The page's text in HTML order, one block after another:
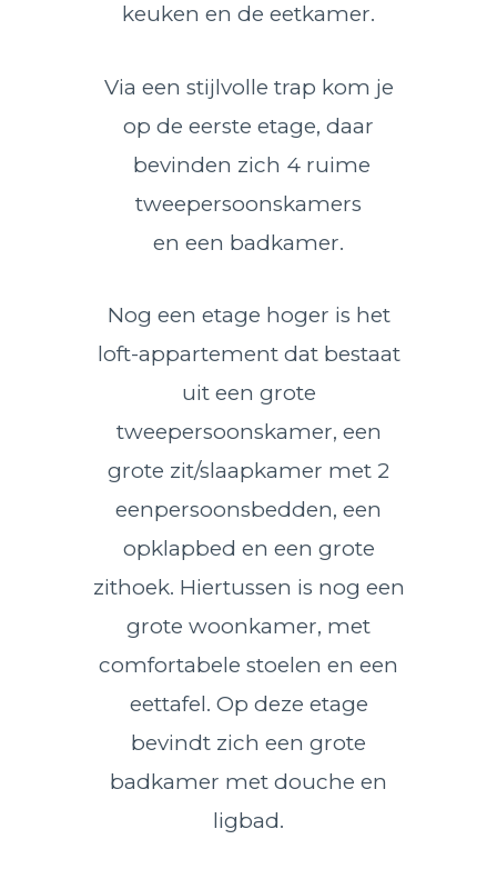
keuken en de eetkamer.
Via een stijlvolle trap kom je
op de eerste etage, daar
bevinden zich 4 ruime
tweepersoonskamers
en een badkamer.
Nog een etage hoger is het
loft-appartement dat bestaat
uit een grote
tweepersoonskamer, een
grote zit/slaapkamer met 2
eenpersoonsbedden, een
opklapbed en een grote
zithoek. Hiertussen is nog een
grote woonkamer, met
comfortabele stoelen en een
eettafel. Op deze etage
bevindt zich een grote
badkamer met douche en
ligbad.